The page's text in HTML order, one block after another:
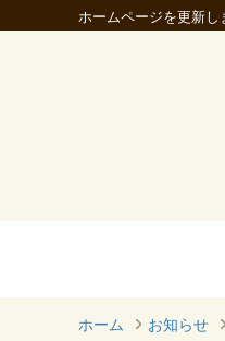
ホームページを更新
ホーム お知らせ